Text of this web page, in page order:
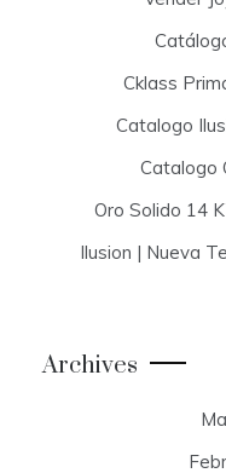
Cklass
Catalogo
Catalogo
Oro Solido 14
Ilusion | Nueva
Archives